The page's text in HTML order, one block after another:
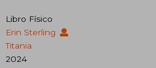
Libro Físico
Erin Sterling
Titania
2024